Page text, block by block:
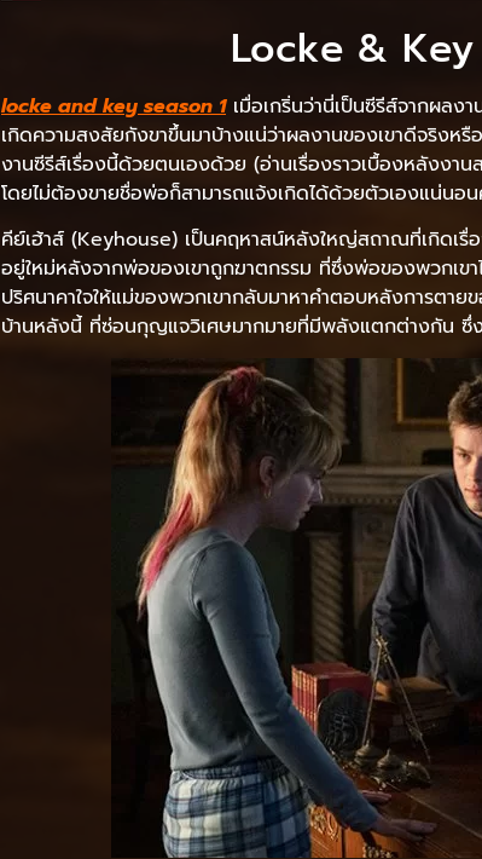
Locke &
locke and key season 1เมื่อเกริ่นว่านี่เป็นซีรีส์จากผล
เกิดความสงสัยกังขาขึ้นมาบ้างแน่ว่าผลงานของเขาดีจริงห
งานซีรีส์เรื่องนี้ด้วยตนเองด้วย (อ่านเรื่องราวเบื้องหลังง
โดยไม่ต้องขายชื่อพ่อก็สามารถแจ้งเกิดได้ด้วยตัวเองแน่นอ
คีย์เฮ้าส์ (Keyhouse) เป็นคฤหาสน์หลังใหญ่สถาณที่เกิดเรื่
อยู่ใหม่หลังจากพ่อของเขาถูกฆาตกรรม ที่ซึ่งพ่อของพวกเขา
ปริศนาคาใจให้แม่ของพวกเขากลับมาหาคำตอบหลังการต
บ้านหลังนี้ ที่ซ่อนกุญแจวิเศษมากมายที่มีพลังแตกต่างกัน ซึ่ง